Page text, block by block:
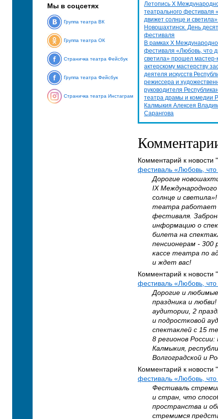
Мы в соцсетях
Группа театра ВК
Группа театра ОК
Страничка театра Фейсбук
Группа театра Фейсбук
Страничка театра Инстаграм
Летопись Х
театрального фестиваля
движет солнце и
Новошахтинск. День
фестиваля
В рамках X
фестиваля «Любовь, что
светила» прошел мастер-
актерскому мастерству
деятеля искусств
режиссера и
руководителя
театра драмы и комедии
Калмыкия Алексея
Сарангова
Комментарий к новости "
фестиваль «Любовь,
Дорогие
IX
солнце и
театра работает
фестиваля.
информацию о
билета на
пенсионерам -
кассе театра по
и ждет вас!
Комментарий к новости "
фестиваль «Любовь,
Дорогие и
праздника и
аудитории, 2
и подростковой
спектаклей с 15
8 регионов
Калмыкия,
Волгоградской и
Комментарий к новости "
фестиваль «Любовь,
Фестиваль
и стран, что
пространства и
стремимся